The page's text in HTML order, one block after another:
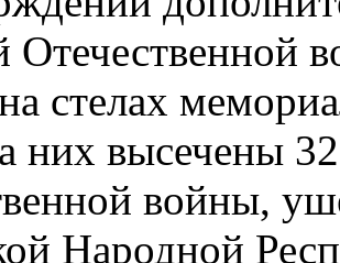
Отечественной
стелах
них высечены
войны,
Народной